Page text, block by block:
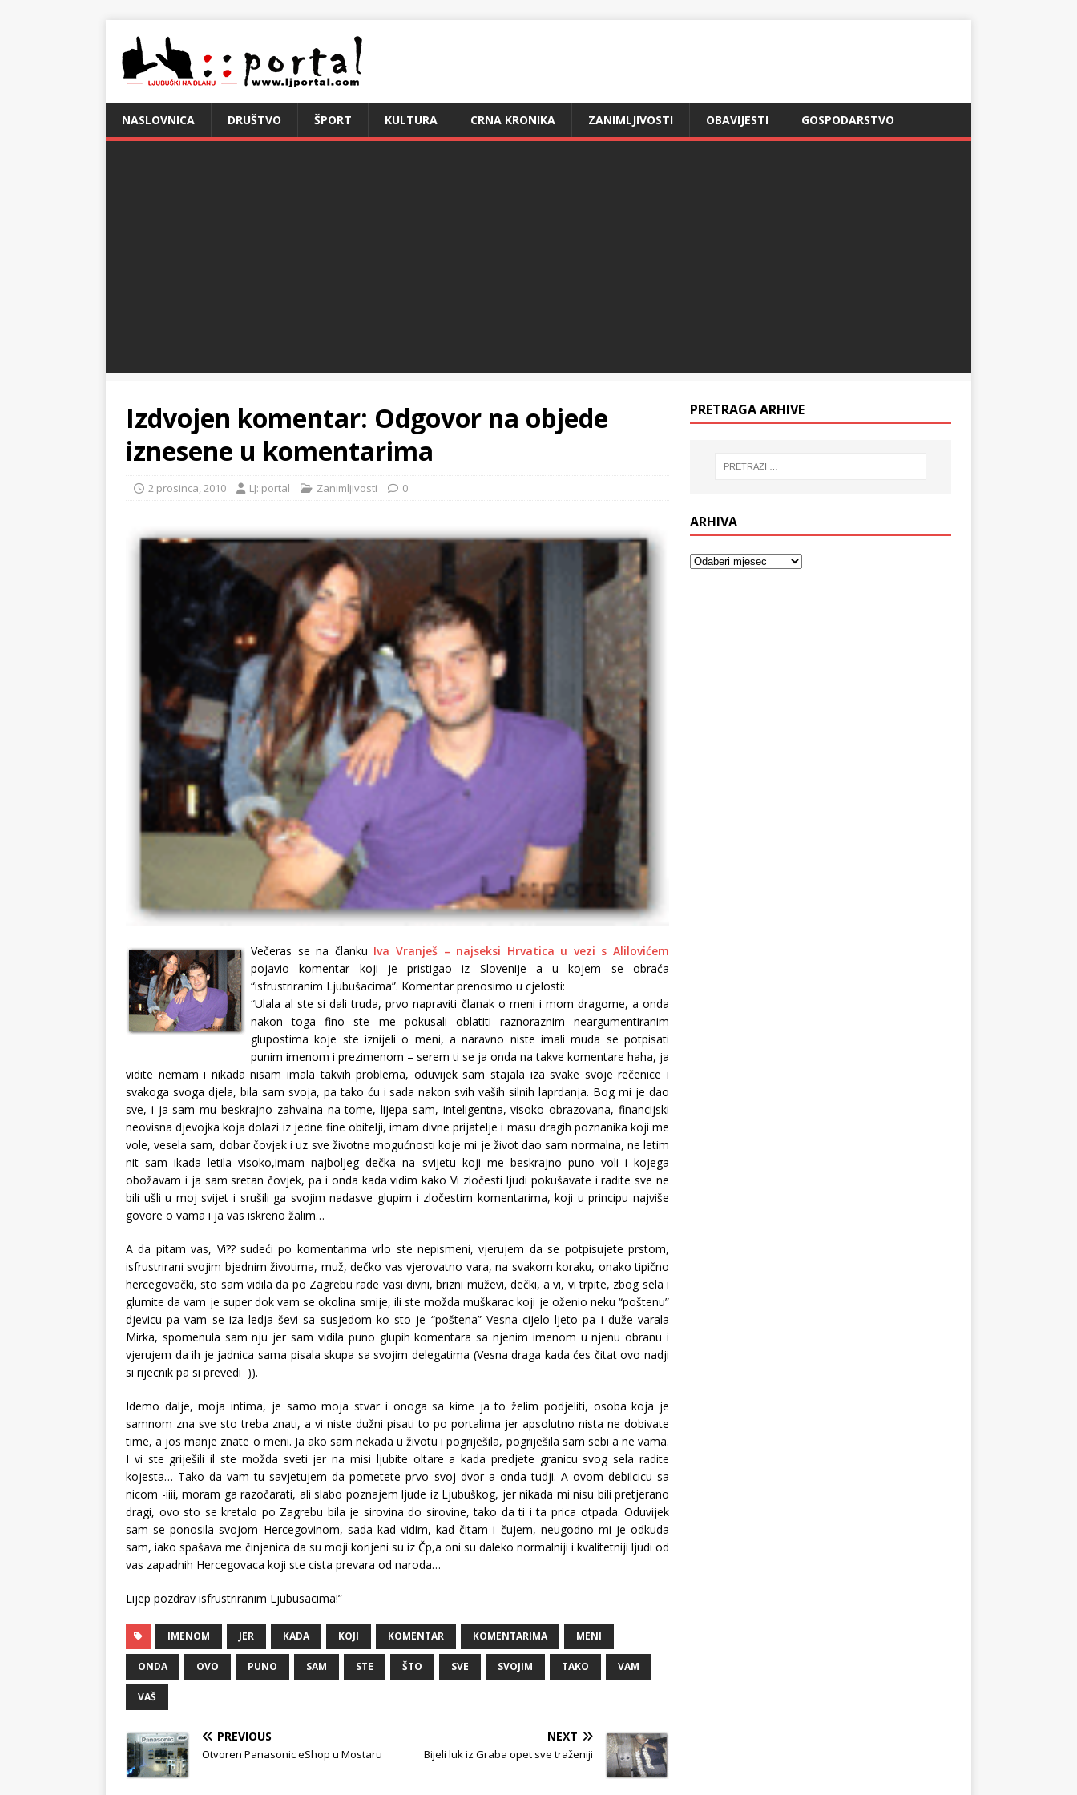
NASLOVNICA DRUŠTVO ŠPORT KULTURA CRNA KRONIKA ZANIMLJIVOSTI OBAVIJESTI GOSPODARSTVO
Izdvojen komentar: Odgovor na objede
iznesene u komentarima
2 prosinca, 2010 LJ::portal Zanimljivosti 0
Večeras se na članku Iva Vranješ – najseksi Hrvatica u vezi s Alilovićem
pojavio komentar koji je pristigao iz Slovenije a u kojem se obraća
“isfrustriranim Ljubušacima”. Komentar prenosimo u cjelosti:
“Ulala al ste si dali truda, prvo napraviti članak o meni i mom dragome, a onda
nakon toga fino ste me pokusali oblatiti raznoraznim neargumentiranim
glupostima koje ste iznijeli o meni, a naravno niste imali muda se potpisati
punim imenom i prezimenom – serem ti se ja onda na takve komentare haha, ja
vidite nemam i nikada nisam imala takvih problema, oduvijek sam stajala iza svake svoje rečenice i
svakoga svoga djela, bila sam svoja, pa tako ću i sada nakon svih vaših silnih laprdanja. Bog mi je dao
sve, i ja sam mu beskrajno zahvalna na tome, lijepa sam, inteligentna, visoko obrazovana, financijski
neovisna djevojka koja dolazi iz jedne fine obitelji, imam divne prijatelje i masu dragih poznanika koji me
vole, vesela sam, dobar čovjek i uz sve životne mogućnosti koje mi je život dao sam normalna, ne letim
nit sam ikada letila visoko,imam najboljeg dečka na svijetu koji me beskrajno puno voli i kojega
obožavam i ja sam sretan čovjek, pa i onda kada vidim kako Vi zločesti ljudi pokušavate i radite sve ne
bili ušli u moj svijet i srušili ga svojim nadasve glupim i zločestim komentarima, koji u principu najviše
govore o vama i ja vas iskreno žalim…
A da pitam vas, Vi?? sudeći po komentarima vrlo ste nepismeni, vjerujem da se potpisujete prstom,
isfrustrirani svojim bjednim životima, muž, dečko vas vjerovatno vara, na svakom koraku, onako tipično
hercegovački, sto sam vidila da po Zagrebu rade vasi divni, brizni muževi, dečki, a vi, vi trpite, zbog sela i
glumite da vam je super dok vam se okolina smije, ili ste možda muškarac koji je oženio neku “poštenu”
djevicu pa vam se iza ledja ševi sa susjedom ko sto je “poštena” Vesna cijelo ljeto pa i duže varala
Mirka, spomenula sam nju jer sam vidila puno glupih komentara sa njenim imenom u njenu obranu i
vjerujem da ih je jadnica sama pisala skupa sa svojim delegatima (Vesna draga kada ćes čitat ovo nadji
si rijecnik pa si prevedi )).
Idemo dalje, moja intima, je samo moja stvar i onoga sa kime ja to želim podjeliti, osoba koja je
samnom zna sve sto treba znati, a vi niste dužni pisati to po portalima jer apsolutno nista ne dobivate
time, a jos manje znate o meni. Ja ako sam nekada u životu i pogriješila, pogriješila sam sebi a ne vama.
I vi ste griješili il ste možda sveti jer na misi ljubite oltare a kada predjete granicu svog sela radite
kojesta… Tako da vam tu savjetujem da pometete prvo svoj dvor a onda tudji. A ovom debilcicu sa
nicom -iiii, moram ga razočarati, ali slabo poznajem ljude iz Ljubuškog, jer nikada mi nisu bili pretjerano
dragi, ovo sto se kretalo po Zagrebu bila je sirovina do sirovine, tako da ti i ta prica otpada. Oduvijek
sam se ponosila svojom Hercegovinom, sada kad vidim, kad čitam i čujem, neugodno mi je odkuda
sam, iako spašava me činjenica da su moji korijeni su iz Čp,a oni su daleko normalniji i kvalitetniji ljudi od
vas zapadnih Hercegovaca koji ste cista prevara od naroda…
Lijep pozdrav isfrustriranim Ljubusacima!”
IMENOM JER KADA KOJI KOMENTAR KOMENTARIMA MENI
ONDA OVO PUNO SAM STE ŠTO SVE SVOJIM TAKO VAM
VAŠ
PREVIOUS
Otvoren Panasonic eShop u Mostaru
NEXT
Bijeli luk iz Graba opet sve traženiji
PRETRAGA ARHIVE
ARHIVA